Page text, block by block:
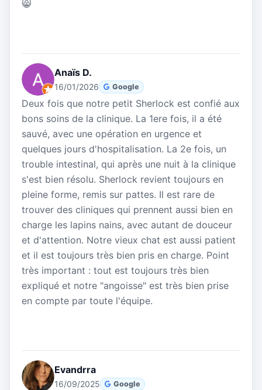
😸
Anaïs D.
16/01/2026 Google
Deux fois que notre petit Sherlock est confié aux
bons soins de la clinique. La 1ere fois, il a été
sauvé, avec une opération en urgence et
quelques jours d'hospitalisation. La 2e fois, un
trouble intestinal, qui après une nuit à la clinique
s'est bien résolu. Sherlock revient toujours en
pleine forme, remis sur pattes. Il est rare de
trouver des cliniques qui prennent aussi bien en
charge les lapins nains, avec autant de douceur
et d'attention. Notre vieux chat est aussi patient
et il est toujours très bien pris en charge. Point
très important : tout est toujours très bien
expliqué et notre "angoisse" est très bien prise
en compte par toute l'équipe.
Evandrra
16/09/2025 Google